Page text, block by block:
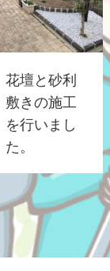
花壇と砂利
敷きの施工
を行いまし
た。